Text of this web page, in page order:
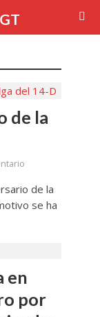
de la
de la
se ha
en
por